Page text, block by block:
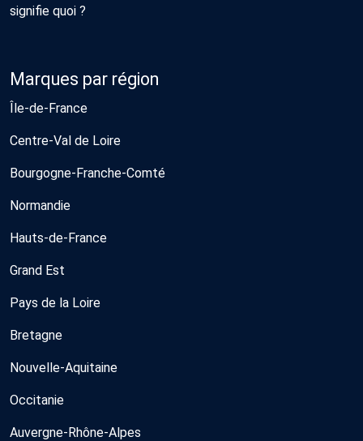
signifie quoi ?
Marques par région
Île-de-France
Centre-Val de Loire
Bourgogne-Franche-Comté
Normandie
Hauts-de-France
Grand Est
Pays de la Loire
Bretagne
Nouvelle-Aquitaine
Occitanie
Auvergne-Rhône-Alpes